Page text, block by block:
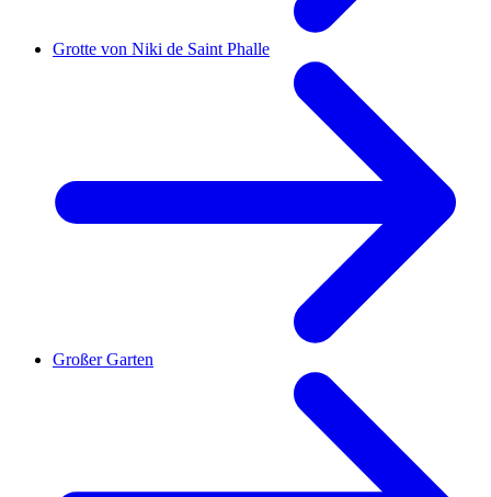
Grotte von Niki de Saint Phalle
Großer Garten